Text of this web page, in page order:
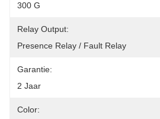
300 G
Relay Output:
Presence Relay / Fault Relay
Garantie:
2 Jaar
Color: